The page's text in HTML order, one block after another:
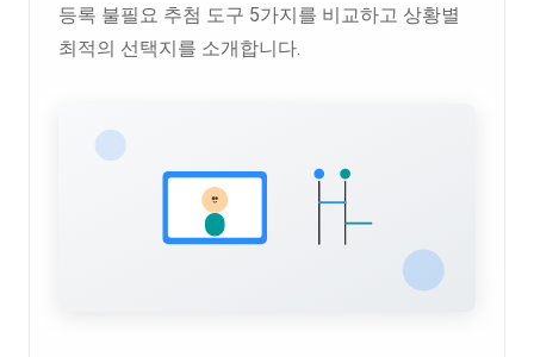
등록 불필요 추첨 도구 5가지를 비교하고 상황별
최적의 선택지를 소개합니다.